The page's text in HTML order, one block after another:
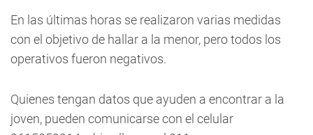
En las últimas horas se realizaron varias medidas
con el objetivo de hallar a la menor, pero todos los
operativos fueron negativos.
Quienes tengan datos que ayuden a encontrar a la
joven, pueden comunicarse con el celular